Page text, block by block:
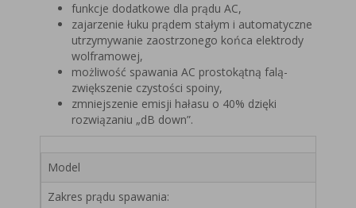
funkcje dodatkowe dla prądu AC,
zajarzenie łuku prądem stałym i automatyczne
utrzymywanie zaostrzonego końca elektrody
wolframowej,
możliwość spawania AC prostokątną falą-
zwiększenie czystości spoiny,
zmniejszenie emisji hałasu o 40% dzięki
rozwiązaniu „dB down”.
Model
Zakres prądu spawania: